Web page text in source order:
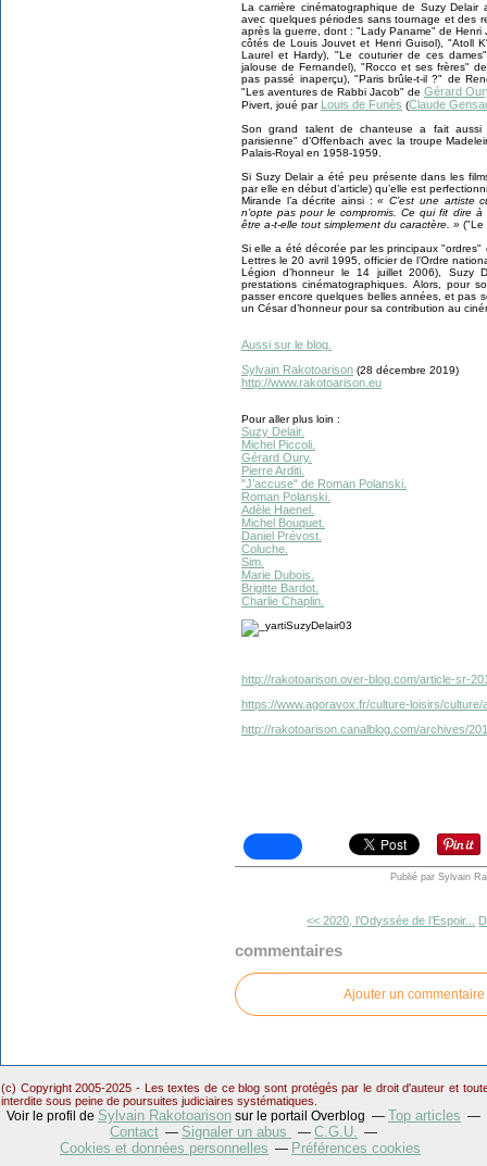
La carrière cinématographique de Suzy
avec quelques périodes sans tournage et des
après la guerre, dont : "Lady Paname" de Henri
côtés de Louis Jouvet et Henri Guisol), "Atoll
Laurel et Hardy), "Le couturier de ces
jalouse de Fernandel), "Rocco et ses frères"
pas passé inaperçu), "Paris brûle-t-il ?" de
"Les aventures de Rabbi Jacob" de Gérard
Pivert, joué par Louis de Funès (Claude
Son grand talent de chanteuse a fait aussi
parisienne" d’Offenbach avec la troupe
Palais-Royal en 1958-1959.
Si Suzy Delair a été peu présente dans les
par elle en début d’article) qu’elle est
Mirande l’a décrite ainsi :« C’est une artiste
n’opte pas pour le compromis. Ce qui fit dire
être a-t-elle tout simplement du caractère. » ("Le
Si elle a été décorée par les principaux
Lettres le 20 avril 1995, officier de l’Ordre
Légion d’honneur le 14 juillet 2006), Suzy
prestations cinématographiques. Alors, pour
passer encore quelques belles années, et pas
un César d’honneur pour sa contribution au
Aussi sur le blog.
Sylvain Rakotoarison (28 décembre 2019)
http://www.rakotoarison.eu
Pour aller plus loin :
Suzy Delair.
Michel Piccoli.
Gérard Oury.
Pierre Arditi.
"J’accuse" de Roman Polanski.
Roman Polanski.
Adèle Haenel.
Michel Bouquet.
Daniel Prévost.
Coluche.
Sim.
Marie Dubois.
Brigitte Bardot.
Charlie Chaplin.
http://rakotoarison.over-blog.com/article-sr-
https://www.agoravox.fr/culture-loisirs/
http://rakotoarison.canalblog.com/archives/
Publié par Sylvain
<< 2020, l’Odyssée de l’Espoir...
commentaires
Ajouter un commentaire
(c) Copyright 2005-2025 - Les textes de ce blog sont protégés par le droit d'auteur et
interdite sous peine de poursuites judiciaires systématiques.
Voir le profil de Sylvain Rakotoarison sur le portail Overblog
Top articles
Contact
Signaler un abus
C.G.U.
Cookies et données personnelles
Préférences cookies